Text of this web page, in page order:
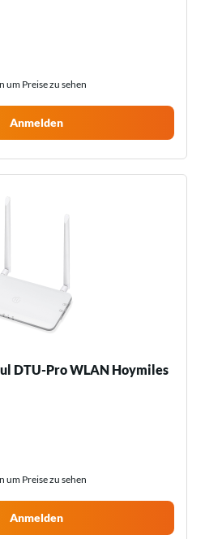
um Preise zu sehen
Anmelden
DTU-Pro WLAN Hoymiles
um Preise zu sehen
Anmelden